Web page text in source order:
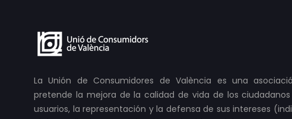
La Unión de Consumidores de València es una
pretende la mejora de la calidad de vida de los
usuarios, la representación y la defensa de sus intereses